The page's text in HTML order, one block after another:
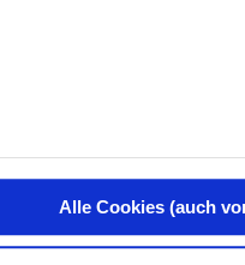
Alle Cookies (auch